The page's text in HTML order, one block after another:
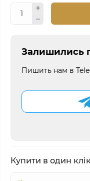
Залишились
Пишить нам в
Купити в один